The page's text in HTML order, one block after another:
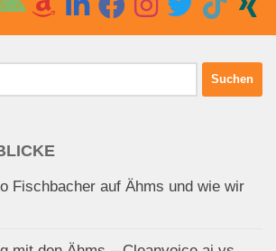
Fischbacher auf Ähms und wie wir